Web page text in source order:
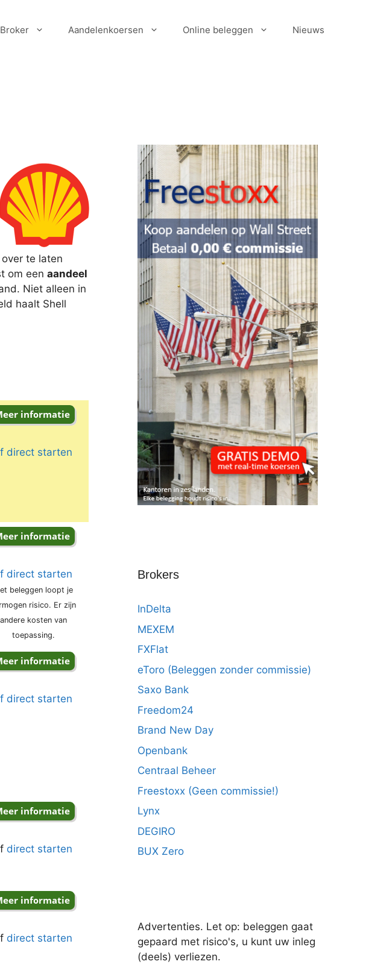
Broker Aandelenkoersen Online beleggen Nieuws
te laten
om een aandeel
Niet alleen in
haalt Shell
direct starten
direct starten
beleggen loopt je
risico. Er zijn
andere kosten van
toepassing.
direct starten
direct starten
direct starten
Brokers
InDelta
MEXEM
FXFlat
eToro (Beleggen zonder commissie)
Saxo Bank
Freedom24
Brand New Day
Openbank
Centraal Beheer
Freestoxx (Geen commissie!)
Lynx
DEGIRO
BUX Zero
Advertenties. Let op: beleggen gaat
gepaard met risico's, u kunt uw inleg
(deels) verliezen.